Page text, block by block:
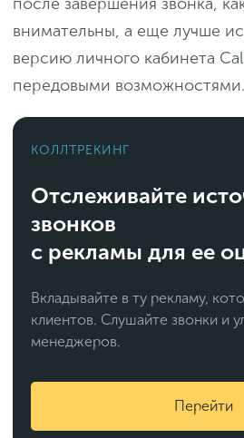
внимательны, а еще лучше
версию личного кабинета
передовыми возможностями.
КОЛЛТРЕКИНГ
Отслеживайте
звонков
с рекламы для ее
Вкладывайте в ту рекламу,
клиентов. Слушайте звонки и
менеджеров.
Перейти